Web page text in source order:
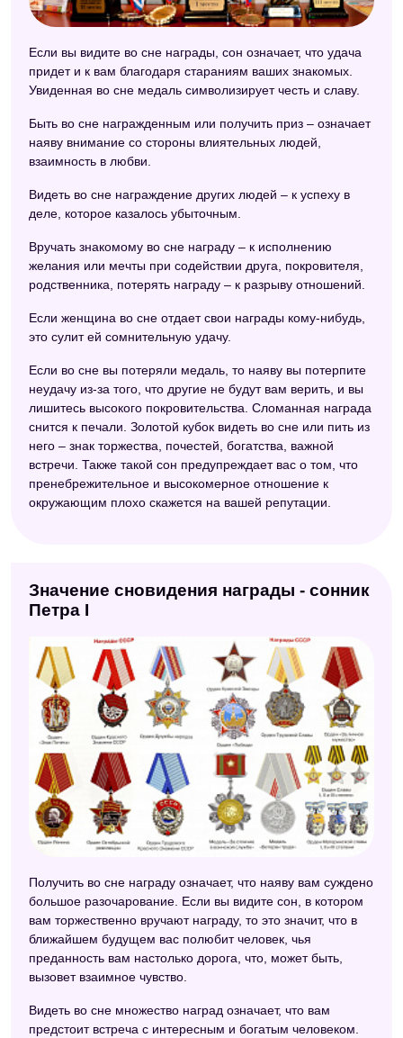
Китайский сонник
Сонник для стервы
Психологический сонник
Сонник 2012
Сонник Таболкина
Эзотерический сонник
Новейший сонник
Дамский сонник
Астрологический сонник
Модернистский сонник
Старинный сонник
Сонник Велес
Электронный сонник
Если вы видите во сне награды, сон означает, что удача
придет и к вам благодаря стараниям ваших знакомых.
Увиденная во сне медаль символизирует честь и славу.
Быть во сне награжденным или получить приз – означает
наяву внимание со стороны влиятельных людей,
взаимность в любви.
Видеть во сне награждение других людей – к успеху в
деле, которое казалось убыточным.
Вручать знакомому во сне награду – к исполнению
желания или мечты при содействии друга, покровителя,
родственника, потерять награду – к разрыву отношений.
Если женщина во сне отдает свои награды кому-нибудь,
это сулит ей сомнительную удачу.
Если во сне вы потеряли медаль, то наяву вы потерпите
неудачу из-за того, что другие не будут вам верить, и вы
лишитесь высокого покровительства. Сломанная награда
снится к печали. Золотой кубок видеть во сне или пить из
него – знак торжества, почестей, богатства, важной
встречи. Также такой сон предупреждает вас о том, что
пренебрежительное и высокомерное отношение к
окружающим плохо скажется на вашей репутации.
Значение сновидения награды - сонник
Петра I
Получить во сне награду означает, что наяву вам суждено
большое разочарование. Если вы видите сон, в котором
вам торжественно вручают награду, то это значит, что в
ближайшем будущем вас полюбит человек, чья
преданность вам настолько дорога, что, может быть,
вызовет взаимное чувство.
Видеть во сне множество наград означает, что вам
предстоит встреча с интересным и богатым человеком.